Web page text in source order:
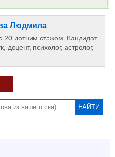
Людмила
20-летним стажем. Кандидат
доцент, психолог, астролог,